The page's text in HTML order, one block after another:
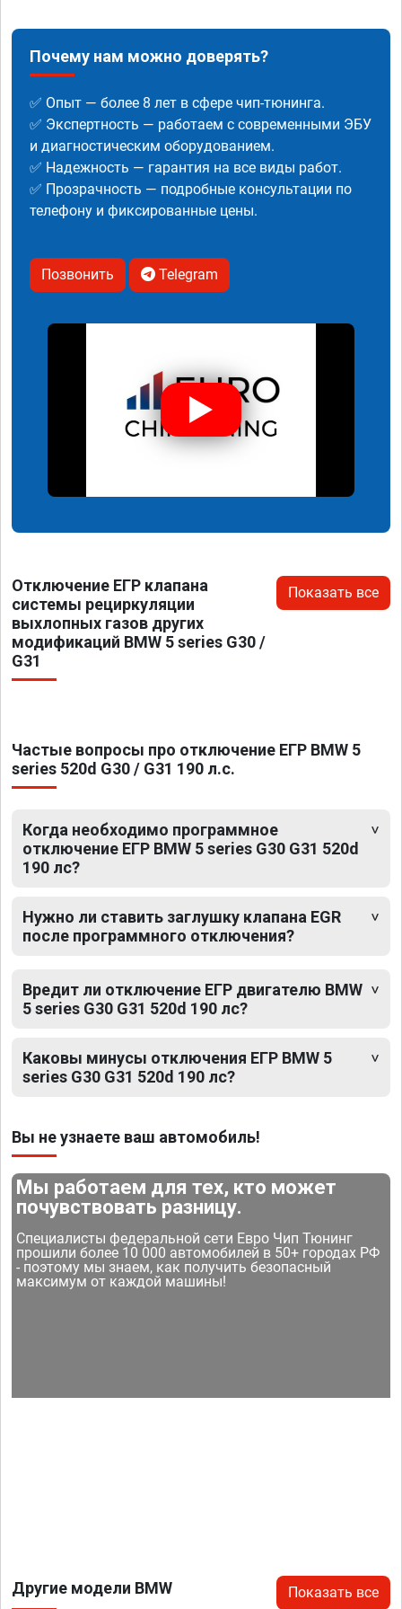
Почему нам можно доверять?
✅ Опыт — более 8 лет в сфере чип-тюнинга.
✅ Экспертность — работаем с современными ЭБУ
и диагностическим оборудованием.
✅ Надежность — гарантия на все виды работ.
✅ Прозрачность — подробные консультации по
телефону и фиксированные цены.
Позвонить Telegram
Отключение ЕГР клапана
системы рециркуляции
выхлопных газов других
модификаций BMW 5 series G30 /
G31
Показать все
Частые вопросы про отключение ЕГР BMW 5
series 520d G30 / G31 190 л.с.
Когда необходимо программное
отключение ЕГР BMW 5 series G30 G31 520d
190 лс?
Нужно ли ставить заглушку клапана EGR
после программного отключения?
Вредит ли отключение ЕГР двигателю BMW
5 series G30 G31 520d 190 лс?
Каковы минусы отключения ЕГР BMW 5
series G30 G31 520d 190 лс?
Вы не узнаете ваш автомобиль!
Мы работаем для тех, кто может
почувствовать разницу.
Специалисты федеральной сети Евро Чип Тюнинг
прошили более 10 000 автомобилей в 50+ городах РФ
- поэтому мы знаем, как получить безопасный
максимум от каждой машины!
Другие модели BMW Показать все